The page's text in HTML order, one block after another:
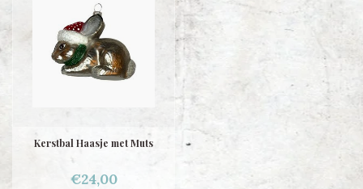
Kerstbal Haasje met Muts
€24,00